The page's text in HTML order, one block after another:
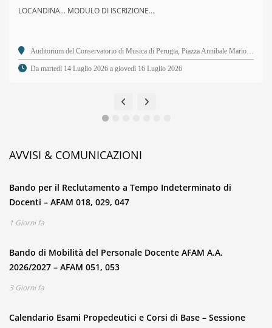
LOCANDINA... MODULO DI ISCRIZIONE...
Auditorium del Conservatorio di Musica di Perugia, Piazza Annibale Mariotti, 2 - 06123 Perugia PG
Da martedì 14 Luglio 2026 a giovedì 16 Luglio 2026
AVVISI & COMUNICAZIONI
Bando per il Reclutamento a Tempo Indeterminato di
Docenti – AFAM 018, 029, 047
1 Giorni fa
Bando di Mobilità del Personale Docente AFAM A.A.
2026/2027 – AFAM 051, 053
3 Giorni fa
Calendario Esami Propedeutici e Corsi di Base – Sessione